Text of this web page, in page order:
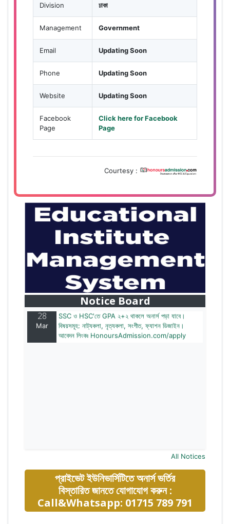
Division ঢাকা
Management Government
Email Updating Soon
Phone Updating Soon
Website Updating Soon
Facebook
Page
Click here for Facebook
Page
Courtesy :
Notice Board
বাজেটের মধ্যে প্রাইভেট ইউনিভার্সিটিতে অনার্স পড়ার সুযোগ।
২০টির অধিক বিষয়, ৪ বছরে মোট খরচ ২ লক্ষ থেকে ৫ লক্ষ টাকা।
আবেদন লিংকঃ HonoursAdmission.com/apply
28
Mar
SSC ও HSC'তে GPA ২+২ থাকলে অনার্স পড়া যাবে।
বিষয়সমূহ: নাট্যকলা, নৃত্যকলা, সংগীত, ফ্যাশন ডিজাইন।
আবেদন লিংকঃ HonoursAdmission.com/apply
All Notices
প্রাইভেট ইউনিভার্সিটিতে অনার্স ভর্তির
বিস্তারিত জানতে যোগাযোগ করুন :
Call&Whatsapp: 01715 789 791